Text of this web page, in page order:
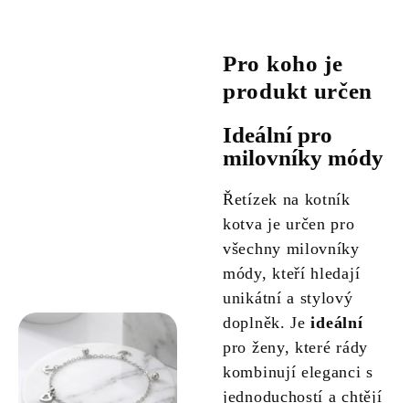
Pro koho je
produkt určen
Ideální pro
milovníky módy
Řetízek na kotník
kotva je určen pro
všechny milovníky
módy, kteří hledají
unikátní a stylový
doplněk. Jeideální
pro ženy, které rády
kombinují eleganci s
jednoduchostí a chtějí